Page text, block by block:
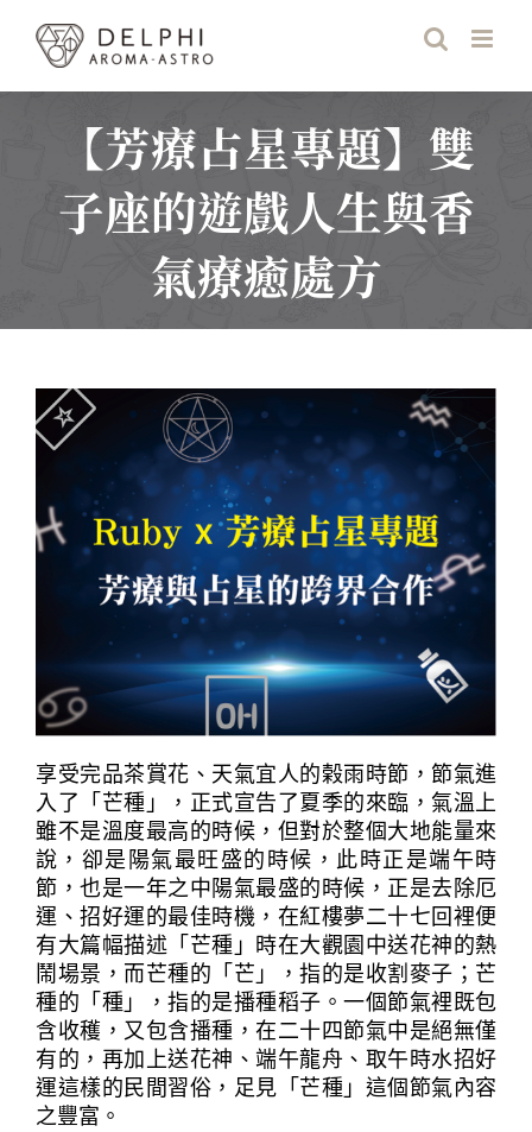
content
【芳療占星專題】雙
子座的遊戲人生與香
氣療癒處方
享受完品茶賞花、天氣宜人的榖雨時節，節氣進
入了「芒種」，正式宣告了夏季的來臨，氣溫上
雖不是溫度最高的時候，但對於整個大地能量來
說，卻是陽氣最旺盛的時候，此時正是端午時
節，也是一年之中陽氣最盛的時候，正是去除厄
運、招好運的最佳時機，在紅樓夢二十七回裡便
有大篇幅描述「芒種」時在大觀園中送花神的熱
鬧場景，而芒種的「芒」，指的是收割麥子；芒
種的「種」，指的是播種稻子。一個節氣裡既包
含收穫，又包含播種，在二十四節氣中是絕無僅
有的，再加上送花神、端午龍舟、取午時水招好
運這樣的民間習俗，足見「芒種」這個節氣內容
之豐富。